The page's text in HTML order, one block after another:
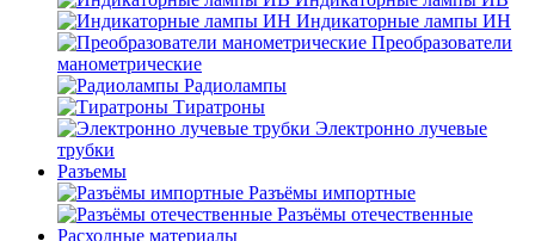
Индикаторные лампы ИН
Преобразователи
манометрические
Радиолампы
Тиратроны
Электронно лучевые
трубки
Разъемы
Разъёмы импортные
Разъёмы отечественные
Расходные материалы